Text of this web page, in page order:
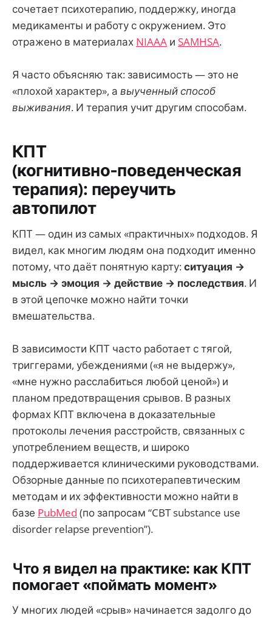
сочетает психотерапию, поддержку, иногда
медикаменты и работу с окружением. Это
отражено в материалах NIAAA и SAMHSA.
Я часто объясняю так: зависимость — это не
«плохой характер», а выученный способ
выживания. И терапия учит другим способам.
КПТ
(когнитивно‑поведенческая
терапия): переучить
автопилот
КПТ — один из самых «практичных» подходов. Я
видел, как многим людям она подходит именно
потому, что даёт понятную карту:ситуация →
мысль → эмоция → действие → последствия. И
в этой цепочке можно найти точки
вмешательства.
В зависимости КПТ часто работает с тягой,
триггерами, убеждениями («я не выдержу»,
«мне нужно расслабиться любой ценой») и
планом предотвращения срывов. В разных
формах КПТ включена в доказательные
протоколы лечения расстройств, связанных с
употреблением веществ, и широко
поддерживается клиническими руководствами.
Обзорные данные по психотерапевтическим
методам и их эффективности можно найти в
базе PubMed (по запросам “CBT substance use
disorder relapse prevention”).
Что я видел на практике: как КПТ
помогает «поймать момент»
У многих людей «срыв» начинается задолго до